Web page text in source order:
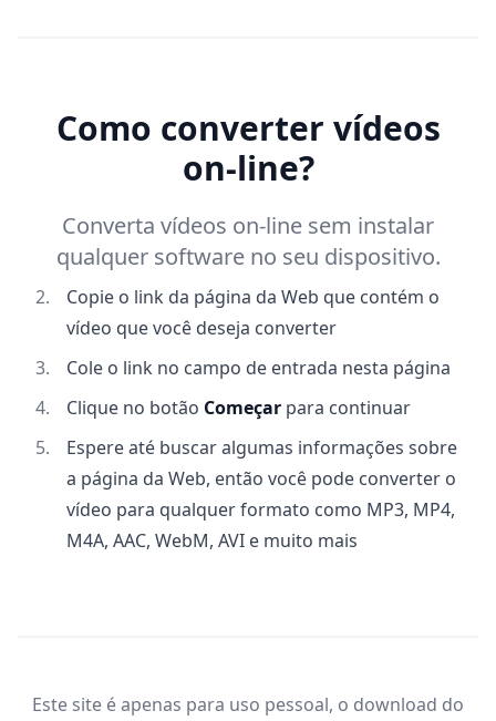
Como converter vídeos
on-line?
Converta vídeos on-line sem instalar
qualquer software no seu dispositivo.
Copie o link da página da Web que contém o
vídeo que você deseja converter
Cole o link no campo de entrada nesta página
Clique no botão Começar para continuar
Espere até buscar algumas informações sobre
a página da Web, então você pode converter o
vídeo para qualquer formato como MP3, MP4,
M4A, AAC, WebM, AVI e muito mais
Este site é apenas para uso pessoal, o download do